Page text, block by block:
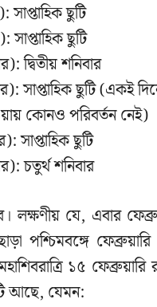
সাপ্তাহিক ছুটি
সাপ্তাহিক ছুটি
দ্বিতীয় শনিবার
সাপ্তাহিক ছুটি (একই
কোনও পরিবর্তন নেই)
সাপ্তাহিক ছুটি
চতুর্থ শনিবার
লক্ষণীয় যে, এবার
পশ্চিমবঙ্গে
১৫
আছে, যেমন: